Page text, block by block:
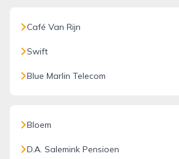
Café Van Rijn
Swift
Blue Marlin Telecom
Bloem
D.A. Salemink Pensioen